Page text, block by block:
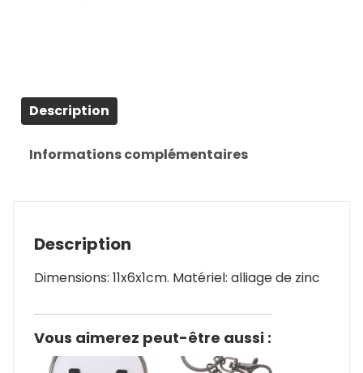
Description
Informations complémentaires
Description
Dimensions: 11x6x1cm. Matériel: alliage de zinc
Vous aimerez peut-être aussi :